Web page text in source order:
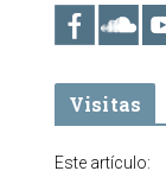
Visitas
Este artículo: